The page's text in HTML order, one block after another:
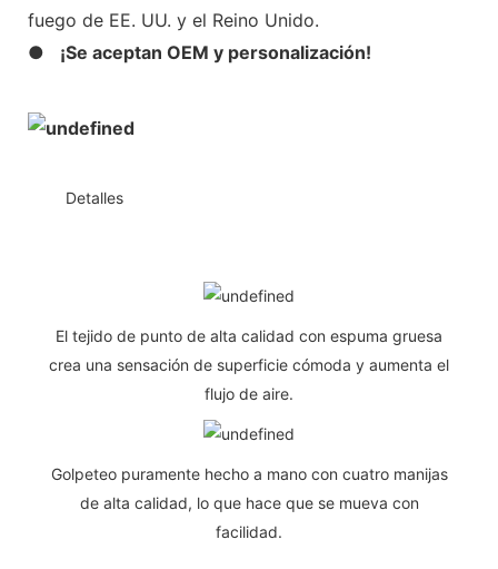
fuego de EE. UU. y el Reino Unido.
●
¡Se aceptan OEM y personalización!
Detalles
El tejido de punto de alta calidad con espuma gruesa
crea una sensación de superficie cómoda y aumenta el
flujo de aire.
Golpeteo puramente hecho a mano con cuatro manijas
de alta calidad, lo que hace que se mueva con
facilidad.